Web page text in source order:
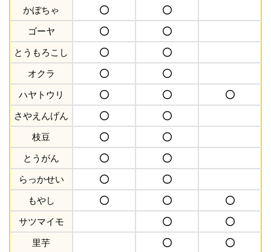
かぼちゃ
ゴーヤ
とうもろこし
オクラ
ハヤトウリ
さやえんげん
枝豆
とうがん
らっかせい
もやし
サツマイモ
里芋